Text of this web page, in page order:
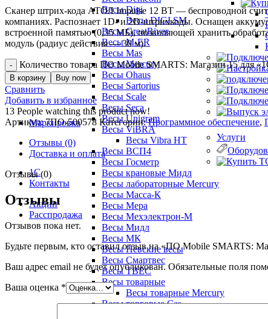
Весы Digi
Весы DIGI SM
Весы GreatRiver
Весы M-ER
Весы Mas
Весы Mercury
Весы Ohaus
Весы Sartorius
Весы Scale
Весы Seca
Весы Unigram
Весы ViBRA
Весы Vibra HT
Весы ВСП4
Весы Госметр
Весы крановые Мидл
Весы лабораторные Mercury
Весы Масса-К
Весы Мера
Весы Мехэлектрон-М
Весы Мидл
Весы МК
Весы Невские весы
Весы Смартвес
Весы ТВЕС
Весы товарные
Весы товарные Mercury
Весы торговые Cas
Маркировка
Услуги
1С
Контакты
Акции
Расспродажа
Сканер штрих-кода АТОЛ Impulse 12 BT — беспроводной
компаниях. Распознает 1D- и 2D-штрихкоды. Оснащен
встроенной памятью (0,35 МБ), позволяющей хранить
модуль (радиус действия — 30 м).
Количество товара ПО Mobile SMARTS: Магазин 15 для
В корзину Buy now
Сравнить
Добавить в избранное
13 People watching this product now!
Артикул:7ПО-500578 Категории: Программное обеспечение,
Отзывы (0)
Доставка и оплата
Отзывы (0)
Отзывы
Отзывов пока нет.
Будьте первым, кто оставил отзыв на «ПО Mobile SMARTS:
Ваш адрес email не будет опубликован. Обязательные поля
Ваша оценка *